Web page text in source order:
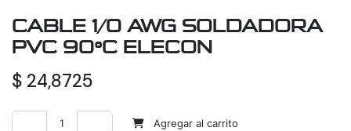
CABLE 1/0 AWG SOLDADORA
PVC 90ºC ELECON
$ 24,8725
Agregar al carrito